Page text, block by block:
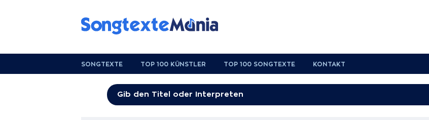
SONGTEXTE TOP 100 KÜNSTLER TOP 100 SONGTEXTE KONTAKT